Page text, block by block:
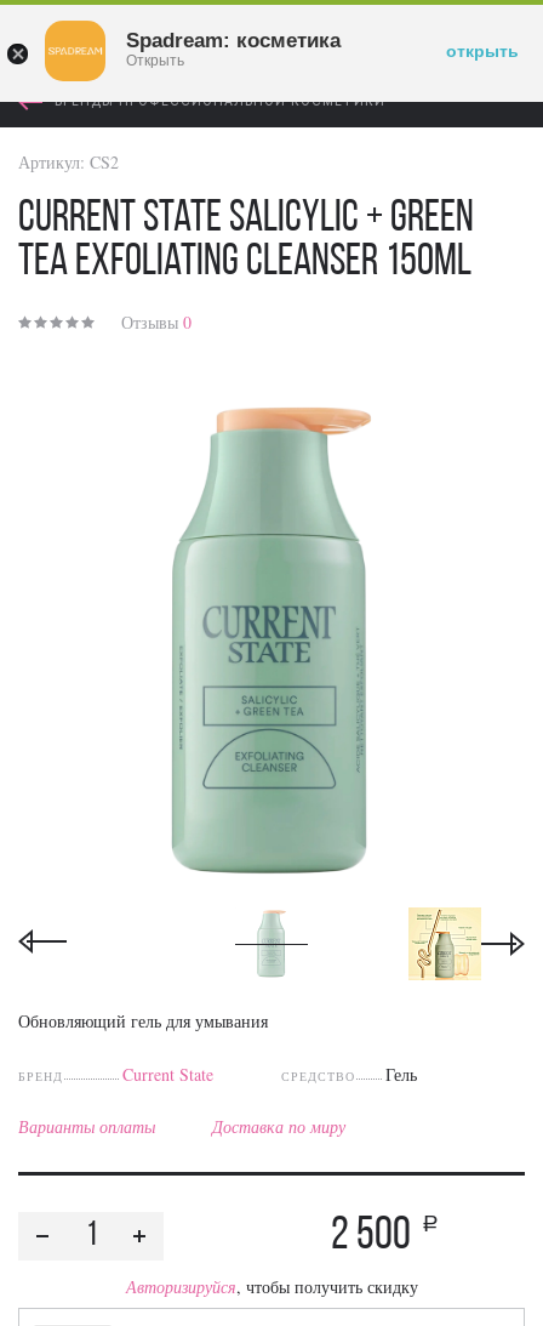
БРЕНДЫ ПРОФЕССИОНАЛЬНОЙ КОСМЕТИКИ
Артикул: CS2
Current State Salicylic + Green
Tea Exfoliating Cleanser 150ml
Отзывы 0
Обновляющий гель для умывания
БРЕНД Current State СРЕДСТВО Гель
Варианты оплаты Доставка по миру
2 500 a
Авторизируйся, чтобы получить скидку
Spadream: косметика
Открыть открыть